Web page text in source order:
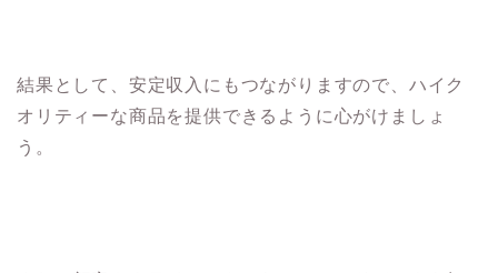
結果として、安定収入にもつながりますので、ハイク
オリティーな商品を提供できるように心がけましょ
う。